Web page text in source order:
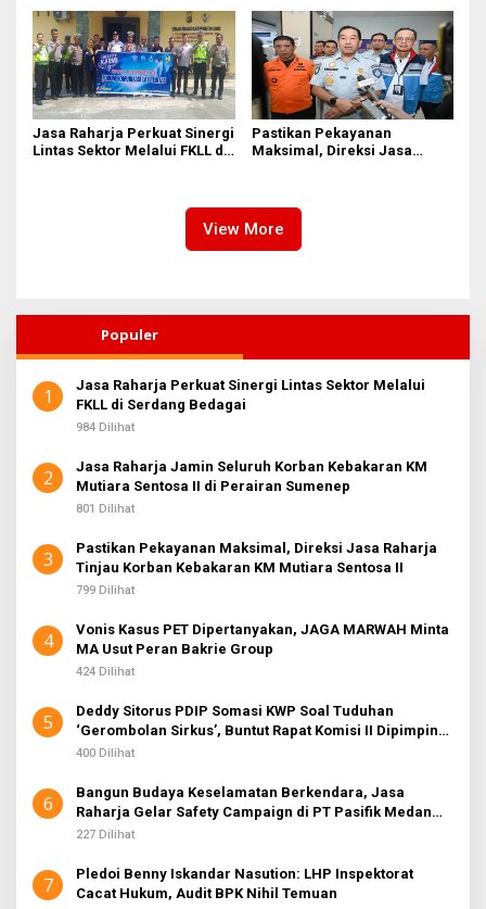
Ahmad
Jasa Raharja Perkuat Sinergi
Lintas Sektor Melalui FKLL di
Pastikan Pekayanan
Maksimal, Direksi Jasa
View More
Populer
1
Jasa Raharja Perkuat Sinergi Lintas Sektor Melalui
FKLL di Serdang Bedagai
984 Dilihat
2
Jasa Raharja Jamin Seluruh Korban Kebakaran KM
Mutiara Sentosa II di Perairan Sumenep
801 Dilihat
3
Pastikan Pekayanan Maksimal, Direksi Jasa Raharja
Tinjau Korban Kebakaran KM Mutiara Sentosa II
799 Dilihat
4
Vonis Kasus PET Dipertanyakan, JAGA MARWAH Minta
MA Usut Peran Bakrie Group
424 Dilihat
5
Deddy Sitorus PDIP Somasi KWP Soal Tuduhan
‘Gerombolan Sirkus’, Buntut Rapat Komisi II Dipimpin
Sufmi Dasco Ahmad
400 Dilihat
6
Bangun Budaya Keselamatan Berkendara, Jasa
Raharja Gelar Safety Campaign di PT Pasifik Medan
Industri
227 Dilihat
7
Pledoi Benny Iskandar Nasution: LHP Inspektorat
Cacat Hukum, Audit BPK Nihil Temuan